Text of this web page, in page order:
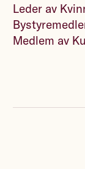
Leder av
Medlem av